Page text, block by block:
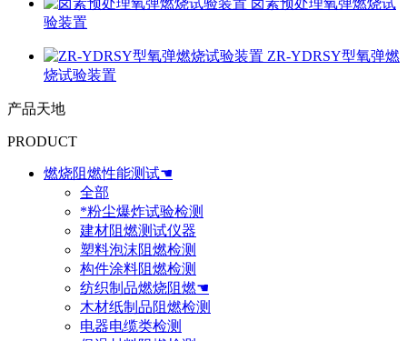
卤素预处理氧弹燃烧试
验装置
ZR-YDRSY型氧弹燃
烧试验装置
产品天地
PRODUCT
燃烧阻燃性能测试☚
全部
*粉尘爆炸试验检测
建材阻燃测试仪器
塑料泡沫阻燃检测
构件涂料阻燃检测
纺织制品燃烧阻燃☚
木材纸制品阻燃检测
电器电缆类检测